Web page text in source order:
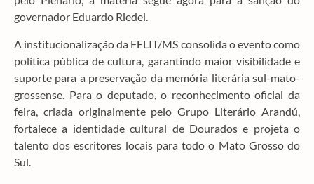
governador Eduardo Riedel.
A institucionalização da FELIT/MS consolida o evento como
política pública de cultura, garantindo maior visibilidade e
suporte para a preservação da memória literária sul-mato-
grossense. Para o deputado, o reconhecimento oficial da
feira, criada originalmente pelo Grupo Literário Arandú,
fortalece a identidade cultural de Dourados e projeta o
talento dos escritores locais para todo o Mato Grosso do
Sul.